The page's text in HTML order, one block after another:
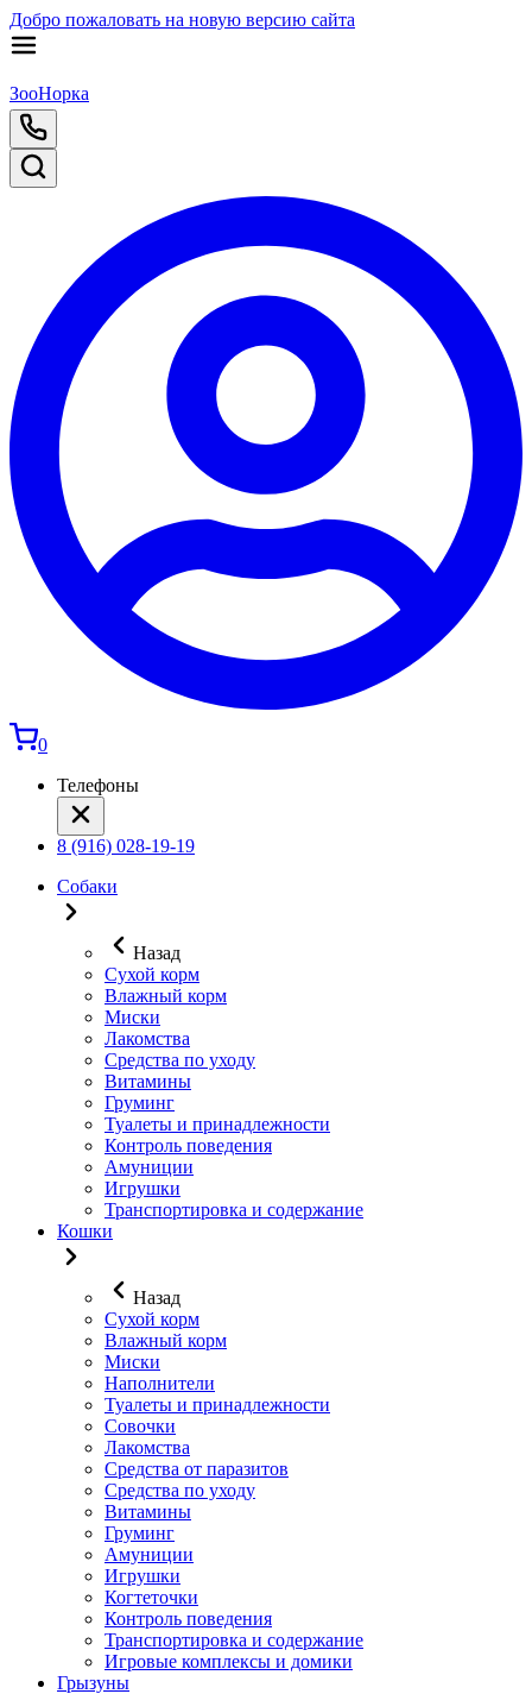
Добро пожаловать на новую версию сайта
ЗооНорка
0
Телефоны
8 (916) 028-19-19
Собаки
Назад
Сухой корм
Влажный корм
Миски
Лакомства
Средства по уходу
Витамины
Груминг
Туалеты и принадлежности
Контроль поведения
Амуниции
Игрушки
Транспортировка и содержание
Кошки
Назад
Сухой корм
Влажный корм
Миски
Наполнители
Туалеты и принадлежности
Совочки
Лакомства
Средства от паразитов
Средства по уходу
Витамины
Груминг
Амуниции
Игрушки
Когтеточки
Контроль поведения
Транспортировка и содержание
Игровые комплексы и домики
Грызуны